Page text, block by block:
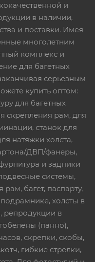
и
в наличии,
и поставки. Имея
многолетним
комплекс и
для багетных
серьезным
купить оптом:
для багетных
скрепления рам, для
станок для
натяжки холста,
ДВП/фанеры,
и задники
системы,
багет, паспарту,
холсты в
репродукции в
(панно),
скрепки, скобы,
гибкие стрелки,